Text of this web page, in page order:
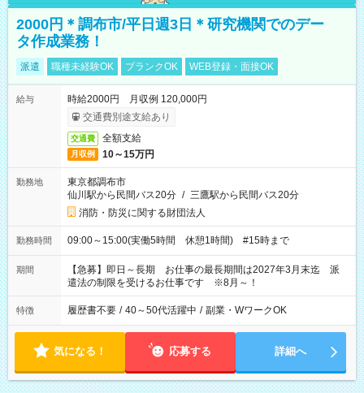
2000円＊調布市/平日週3日＊研究機関でのデー
タ作成業務！
派遣 職種未経験OK ブランクOK WEB登録・面接OK
給与
時給2000円 月収例 120,000円
交通費別途支給あり
交通費 全額支給
月収例 10～15万円
勤務地
東京都調布市
仙川駅から民間バス20分 / 三鷹駅から民間バス20分
消防・防災に関する財団法人
勤務時間 09:00～15:00(実働5時間 休憩1時間) #15時まで
期間
【急募】即日～長期 お仕事の最長期間は2027年3月末迄 派
遣法の制限を受けるお仕事です ※8月～！
特徴 履歴書不要 / 40～50代活躍中 / 副業・WワークOK
気になる！ 応募する 詳細へ